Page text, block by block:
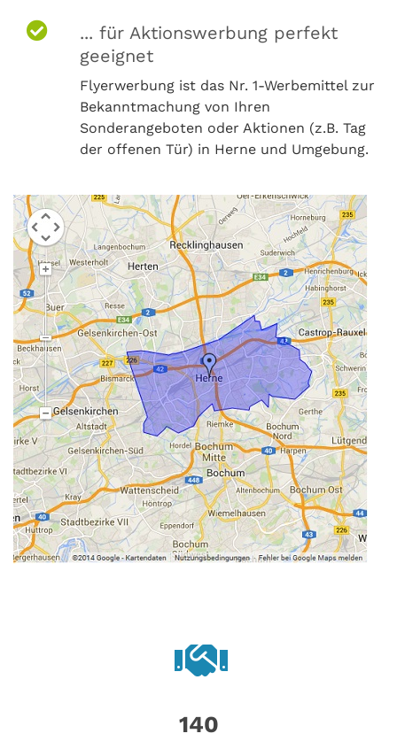
... für Aktionswerbung perfekt
geeignet
Flyerwerbung ist das Nr. 1-Werbemittel zur
Bekanntmachung von Ihren
Sonderangeboten oder Aktionen (z.B. Tag
der offenen Tür) in Herne und Umgebung.
140